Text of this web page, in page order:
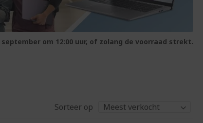
om 12:00 uur, of zolang de voorraad strekt.
Sorteer op